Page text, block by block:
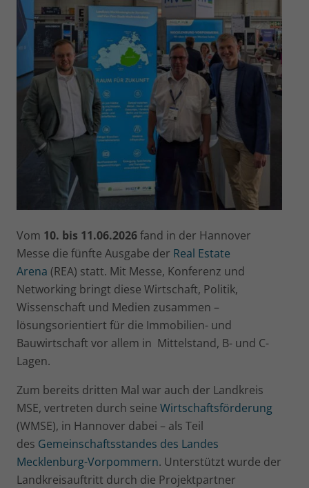
Vom 10. bis 11.06.2026fand in der Hannover
Messe die fünfte Ausgabe der Real Estate
Arena (REA) statt. Mit Messe, Konferenz und
Networking bringt diese Wirtschaft, Politik,
Wissenschaft und Medien zusammen –
lösungsorientiert für die Immobilien- und
Bauwirtschaft vor allem in Mittelstand, B- und C-
Lagen.
Zum bereits dritten Mal war auch der Landkreis
MSE, vertreten durch seine Wirtschaftsförderung
(WMSE), in Hannover dabei – als Teil
des Gemeinschaftsstandes des Landes
Mecklenburg-Vorpommern. Unterstützt wurde der
Landkreisauftritt durch die Projektpartner